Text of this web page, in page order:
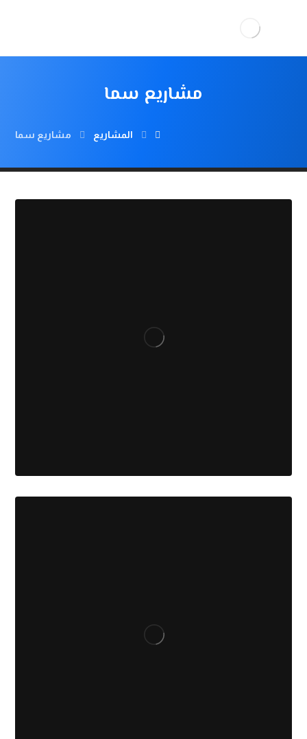
مشاريع سما
المشاريع مشاريع سما